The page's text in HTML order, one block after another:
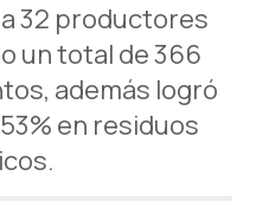
32 productores
un total de 366
además logró
en residuos